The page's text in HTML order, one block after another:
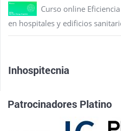
Curso online
en hospitales y edificios
Inhospitecnia
Patrocinadores Platino